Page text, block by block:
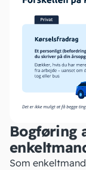
Bogføring
Som